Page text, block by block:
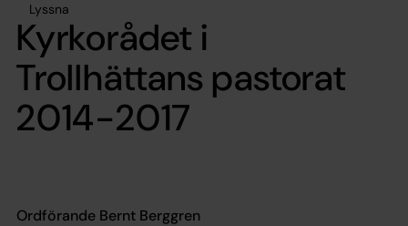
Lyssna
Kyrkorådet i
Trollhättans pastorat
2014-2017
Ordförande Bernt Berggren